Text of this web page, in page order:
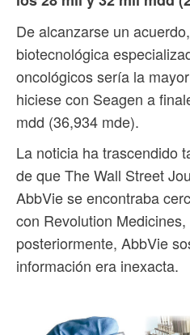
De alcanzarse un
biotecnológica
oncológicos sería la
hiciese con Seagen a
mdd (36,934 mde).
La noticia ha trascendido
de que The Wall Street
AbbVie se encontraba
con Revolution
posteriormente, AbbVie
información era inexacta.